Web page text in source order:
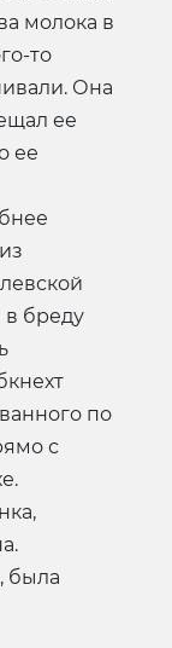
молока в
то
Она
ее
ее
бреду
по
с
была